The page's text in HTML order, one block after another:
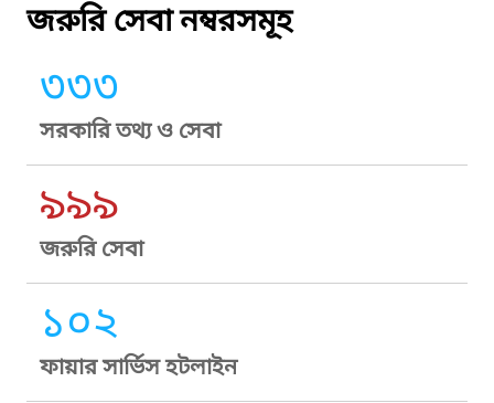
জরুরি সেবা নম্বরসমূহ
৩৩৩
সরকারি তথ্য ও সেবা
৯৯৯
জরুরি সেবা
১০২
ফায়ার সার্ভিস হটলাইন